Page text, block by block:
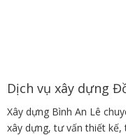
Dịch vụ xây dựng
Xây dựng Bình An Lê
xây dựng, tư vấn thiết kế,